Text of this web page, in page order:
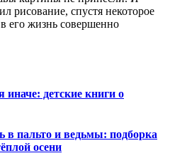
рисование, спустя некоторое
его жизнь совершенно
детские книги о
в пальто и ведьмы: подборка
осени